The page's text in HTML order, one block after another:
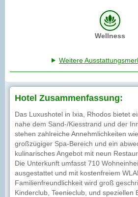
Wellness
Weitere
Hotel Zusammenfassung:
Das Luxushotel in Ixia, Rhodos bietet
nahe dem Sand-/Kiesstrand und der
stehen zahlreiche Annehmlichkeiten
großzügiger Spa-Bereich und ein
kulinarisches Angebot mit neun
Die Unterkunft umfasst 710
ausgestattet und mit kostenfreiem
Familienfreundlichkeit wird groß
Kinderclub, Teenieclub, und speziellen